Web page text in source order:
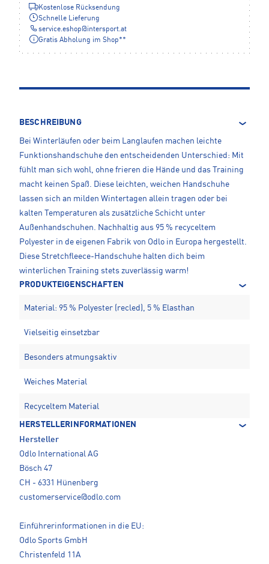
Kostenlose Rücksendung
Schnelle Lieferung
service.eshop@intersport.at
Gratis Abholung im Shop**
BESCHREIBUNG
Bei Winterläufen oder beim Langlaufen machen leichte
Funktionshandschuhe den entscheidenden Unterschied: Mit
fühlt man sich wohl, ohne frieren die Hände und das Training
macht keinen Spaß. Diese leichten, weichen Handschuhe
lassen sich an milden Wintertagen allein tragen oder bei
kalten Temperaturen als zusätzliche Schicht unter
Außenhandschuhen. Nachhaltig aus 95 % recyceltem
Polyester in de eigenen Fabrik von Odlo in Europa hergestellt.
Diese Stretchfleece-Handschuhe halten dich beim
winterlichen Training stets zuverlässig warm!
PRODUKTEIGENSCHAFTEN
Material: 95 % Polyester (recled), 5 % Elasthan
Vielseitig einsetzbar
Besonders atmungsaktiv
Weiches Material
Recyceltem Material
HERSTELLERINFORMATIONEN
Hersteller
Odlo International AG
Bösch 47
CH - 6331 Hünenberg
customerservice@odlo.com
Einführerinformationen in die EU:
Odlo Sports GmbH
Christenfeld 11A